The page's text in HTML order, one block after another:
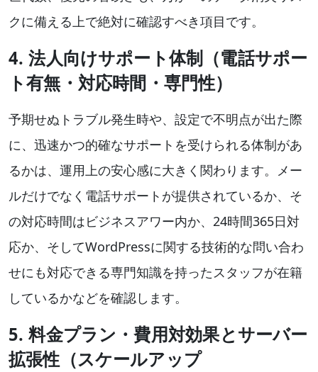
クに備える上で絶対に確認すべき項目です。
4. 法人向けサポート体制（電話サポー
ト有無・対応時間・専門性）
予期せぬトラブル発生時や、設定で不明点が出た際
に、迅速かつ的確なサポートを受けられる体制があ
るかは、運用上の安心感に大きく関わります。メー
ルだけでなく電話サポートが提供されているか、そ
の対応時間はビジネスアワー内か、24時間365日対
応か、そしてWordPressに関する技術的な問い合わ
せにも対応できる専門知識を持ったスタッフが在籍
しているかなどを確認します。
5. 料金プラン・費用対効果とサーバー
拡張性（スケールアップ